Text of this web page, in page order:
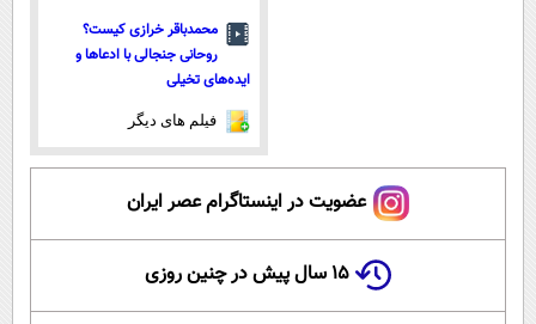
محمدباقر خرازی کیست؟
روحانی جنجالی با ادعاها و
ایده‌های تخیلی
فیلم های دیگر
عضویت در اینستاگرام عصر ایران
۱۵ سال پیش در چنین روزی